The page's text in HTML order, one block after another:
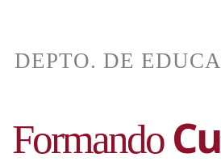
Formando